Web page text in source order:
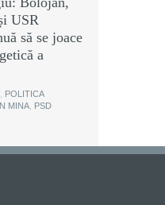
USR
să se joace
a
POLITICA
MINA PSD